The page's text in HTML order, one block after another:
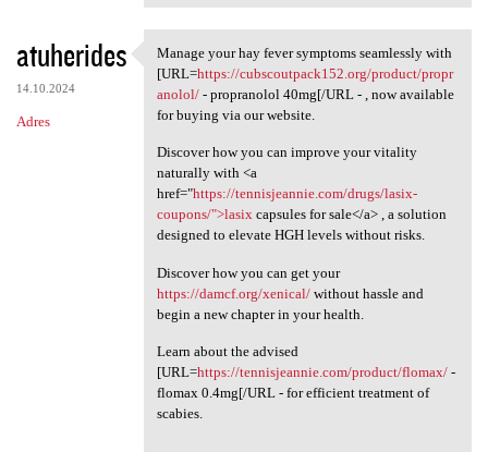
atuherides
14.10.2024
Adres
Manage your hay fever
Manage your hay fever symptoms seamlessly with
[URL=https://cubscoutpack152.org/product/propr
anolol/- propranolol 40mg[/URL - , now available
for buying via our website.
Discover how you can improve your vitality
naturally with <a
href="https://tennisjeannie.com/drugs/lasix-
coupons/">lasixcapsules for sale</a> , a solution
designed to elevate HGH levels without risks.
Discover how you can get your
https://damcf.org/xenical/without hassle and
begin a new chapter in your health.
Learn about the advised
[URL=https://tennisjeannie.com/product/flomax/-
flomax 0.4mg[/URL - for efficient treatment of
scabies.